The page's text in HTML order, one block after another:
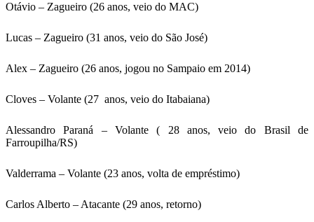
Otávio – Zagueiro (26 anos, veio do MAC)
Lucas – Zagueiro (31 anos, veio do São José)
Alex – Zagueiro (26 anos, jogou no Sampaio em 2014)
Cloves – Volante (27 anos, veio do Itabaiana)
Alessandro Paraná – Volante ( 28 anos, veio do Brasil de
Farroupilha/RS)
Valderrama – Volante (23 anos, volta de empréstimo)
Carlos Alberto – Atacante (29 anos, retorno)